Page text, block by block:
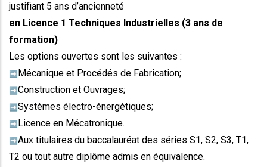
justifiant 5 ans d’ancienneté
en Licence 1 Techniques Industrielles (3 ans de
formation)
Les options ouvertes sont les suivantes :
➡️ Mécanique et Procédés de Fabrication;
➡️ Construction et Ouvrages;
➡️ Systèmes électro-énergétiques;
➡️ Licence en Mécatronique.
➡️ Aux titulaires du baccalauréat des séries S1, S2, S3, T1,
T2 ou tout autre diplôme admis en équivalence.